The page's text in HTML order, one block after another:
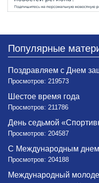
Популярные
Поздравляем с Днем
Просмотров: 219573
Шестое время года
Просмотров: 211786
День седьмой
Просмотров: 204587
С Международным днем
Просмотров: 204188
Международный